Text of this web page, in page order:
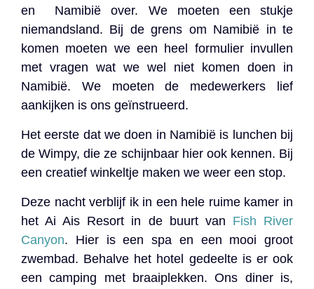
en Namibië over. We moeten een stukje
niemandsland. Bij de grens om Namibië in te
komen moeten we een heel formulier invullen
met vragen wat we wel niet komen doen in
Namibië. We moeten de medewerkers lief
aankijken is ons geïnstrueerd.
Het eerste dat we doen in Namibië is lunchen bij
de Wimpy, die ze schijnbaar hier ook kennen. Bij
een creatief winkeltje maken we weer een stop.
Deze nacht verblijf ik in een hele ruime kamer in
het Ai Ais Resort in de buurt van Fish River
Canyon. Hier is een spa en een mooi groot
zwembad. Behalve het hotel gedeelte is er ook
een camping met braaiplekken. Ons diner is,